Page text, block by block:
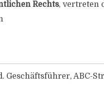
Rechts, vertreten
Geschäftsführer, ABC-